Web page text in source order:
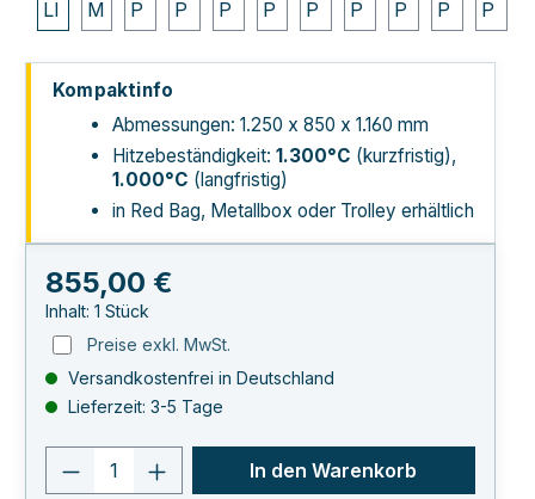
Kompaktinfo
Abmessungen: 1.250 x 850 x 1.160 mm
Hitzebeständigkeit: 1.300°C (kurzfristig),
1.000°C (langfristig)
in Red Bag, Metallbox oder Trolley erhältlich
Regulärer Preis:
855,00 €
Inhalt: 1 Stück
Preise exkl. MwSt.
Versandkostenfrei in Deutschland
Lieferzeit: 3-5 Tage
Produkt Anzahl: Gib den
In den Warenkorb